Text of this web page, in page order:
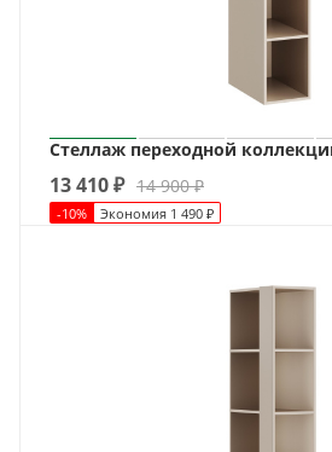
Стеллаж переходной
13 410₽ 14 900₽
-10% Экономия 1 490 ₽